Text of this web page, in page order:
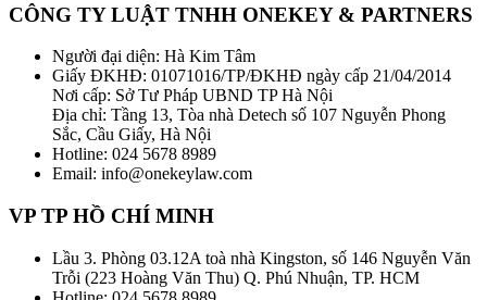
CÔNG TY LUẬT TNHH ONEKEY & PARTNERS
Người đại diện: Hà Kim Tâm
Giấy ĐKHĐ: 01071016/TP/ĐKHĐ ngày cấp 21/04/2014
Nơi cấp: Sở Tư Pháp UBND TP Hà Nội
Địa chỉ: Tầng 13, Tòa nhà Detech số 107 Nguyễn Phong
Sắc, Cầu Giấy, Hà Nội
Hotline: 024 5678 8989
Email: info@onekeylaw.com
VP TP HỒ CHÍ MINH
Lầu 3. Phòng 03.12A toà nhà Kingston, số 146 Nguyễn Văn
Trỗi (223 Hoàng Văn Thu) Q. Phú Nhuận, TP. HCM